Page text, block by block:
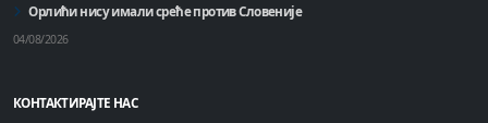
Орлићи нису имали среће против Словеније
04/08/2026
КОНТАКТИРАЈТЕ НАС